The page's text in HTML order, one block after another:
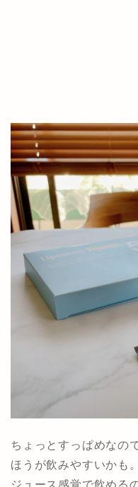
ちょっとすっぱめなの
ほうが飲みやすいかも。